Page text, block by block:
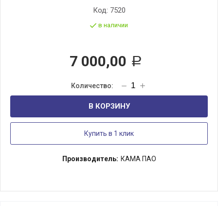
Код: 7520
в наличии
7 000,00 Р
В КОРЗИНУ
Купить в 1 клик
Производитель: КАМА ПАО